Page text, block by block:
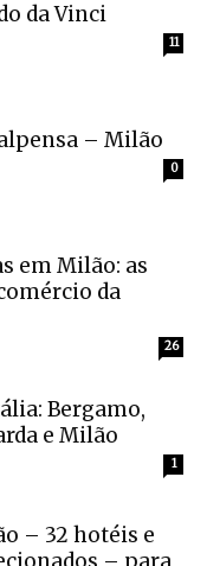
da Vinci
11
– Milão
0
em Milão: as
da
26
Bergamo,
e Milão
1
– 32 hotéis e